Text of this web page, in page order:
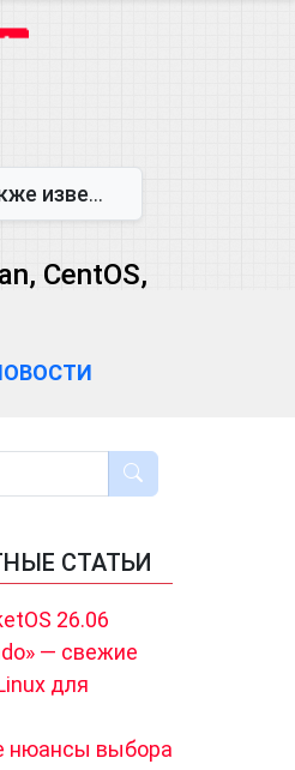
отмечается...
CentOS,
СТАТЬИ
26.06
— свежие
для
нюансы выбора